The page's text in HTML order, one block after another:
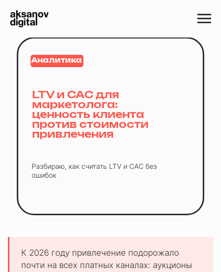
LTV и CAC для
маркетолога:
ценность клиента
против стоимости
привлечения
Разбираю, как считать LTV и CAC без
ошибок
Аналитика
К 2026 году привлечение подорожало
почти на всех платных каналах: аукционы